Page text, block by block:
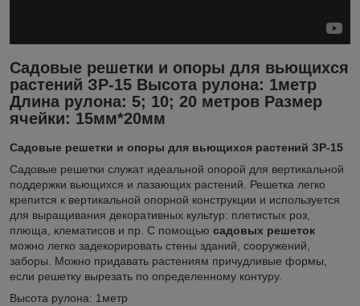
Садовые решетки и опоры для вьющихся
растений ЗР-15 Высота рулона: 1метр
Длина рулона: 5; 10; 20 метров Размер
ячейки: 15мм*20мм
Садовые решетки и опоры для вьющихся растений ЗР-15
Садовые решетки служат идеальной опорой для вертикальной
поддержки вьющихся и лазающих растений. Решетка легко
крепится к вертикальной опорной конструкции и используется
для выращивания декоративных культур: плетистых роз,
плюща, клематисов и пр. С помощью садовых решеток
можно легко задекорировать стены зданий, сооружений,
заборы. Можно придавать растениям причудливые формы,
если решетку вырезать по определенному контуру.
Высота рулона: 1метр